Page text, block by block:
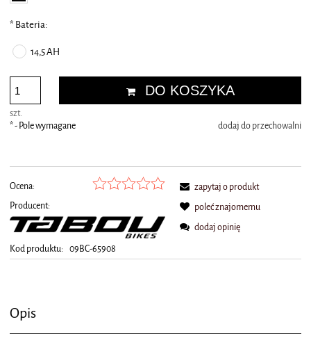
* Bateria:
14,5 AH
szt.
DO KOSZYKA
dodaj do przechowalni
*- Pole wymagane
Ocena:
Producent:
Kod produktu: 09BC-65908
zapytaj o produkt
poleć znajomemu
dodaj opinię
Opis